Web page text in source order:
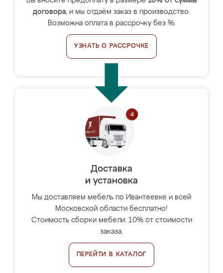
договора, и мы отдаём заказ в производство.
Возможна оплата в рассрочку без %.
УЗНАТЬ О РАССРОЧКЕ
Доставка
и установка
Мы доставляем мебель по Ивантеевке и всей
Московской области бесплатно!
Стоимость сборки мебели: 10% от стоимости
заказа.
ПЕРЕЙТИ В КАТАЛОГ